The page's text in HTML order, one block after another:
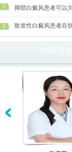
脚部白癜风患者可以
散发性白癜风患者在